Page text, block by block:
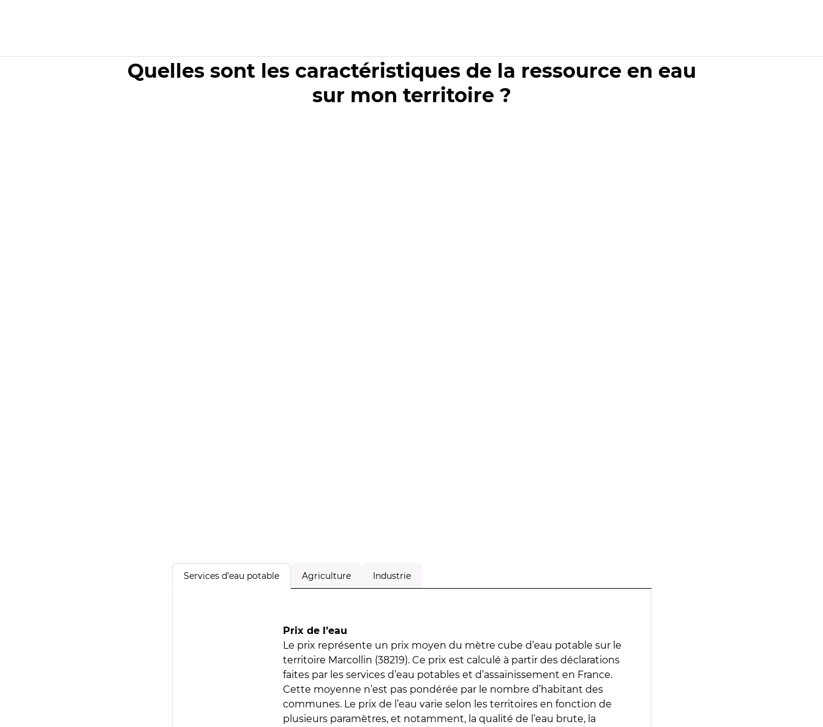
Quelles sont les caractéristiques de la ressource en eau
sur mon territoire ?
Services d'eau potable Agriculture Industrie
Prix de l’eau
Le prix représente un prix moyen du mètre cube d’eau potable sur le
territoire Marcollin (38219). Ce prix est calculé à partir des déclarations
faites par les services d’eau potables et d’assainissement en France.
Cette moyenne n’est pas pondérée par le nombre d’habitant des
communes. Le prix de l’eau varie selon les territoires en fonction de
plusieurs paramètres, et notamment, la qualité de l’eau brute, la